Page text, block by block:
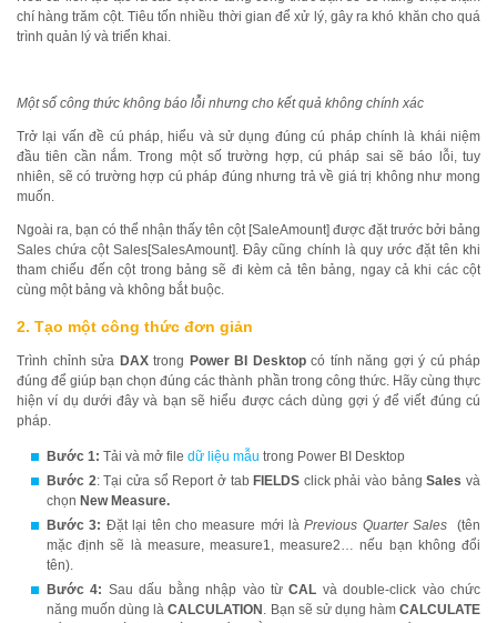
chí hàng trăm cột. Tiêu tốn nhiều thời gian để xử lý, gây ra khó khăn cho quá
trình quản lý và triển khai.
Một số công thức không báo lỗi nhưng cho kết quả không chính xác
Trở lại vấn đề cú pháp, hiểu và sử dụng đúng cú pháp chính là khái niệm
đầu tiên cần nắm. Trong một số trường hợp, cú pháp sai sẽ báo lỗi, tuy
nhiên, sẽ có trường hợp cú pháp đúng nhưng trả về giá trị không như mong
muốn.
Ngoài ra, bạn có thể nhận thấy tên cột [SaleAmount] được đặt trước bởi bảng
Sales chứa cột Sales[SalesAmount]. Đây cũng chính là quy ước đặt tên khi
tham chiếu đến cột trong bảng sẽ đi kèm cả tên bảng, ngay cả khi các cột
cùng một bảng và không bắt buộc.
2. Tạo một công thức đơn giản
Trình chỉnh sửa DAXtrong Power BI Desktopcó tính năng gợi ý cú pháp
đúng để giúp bạn chọn đúng các thành phần trong công thức. Hãy cùng thực
hiện ví dụ dưới đây và bạn sẽ hiểu được cách dùng gợi ý để viết đúng cú
pháp.
Bước 1: Tải và mở file dữ liệu mẫu trong Power BI Desktop
Bước 2: Tại cửa sổ Report ở tab FIELDS click phải vào bảngSales và
chọn New Measure.
Bước 3: Đặt lại tên cho measure mới làPrevious Quarter Sales
(tên
mặc định sẽ là measure, measure1, measure2… nếu bạn không đổi
tên).
Bước 4: Sau dấu bằng nhập vào từCAL và double-click vào chức
năng muốn dùng làCALCULATION . Bạn sẽ sử dụng hàmCALCULATE